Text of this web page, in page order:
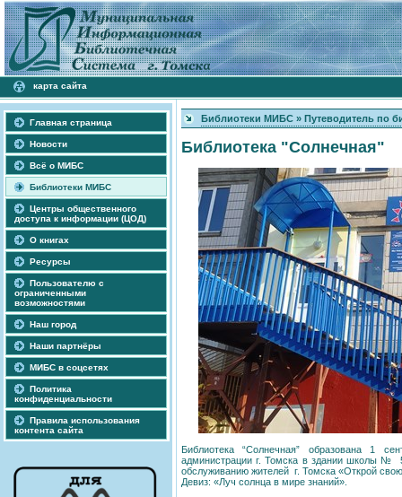
карта сайта
Главная страница
Новости
Всё о МИБС
Библиотеки МИБС
Центры общественного
доступа к информации (ЦОД)
О книгах
Ресурсы
Пользователю с
ограниченными
возможностями
Наш город
Наши партнёры
МИБС в соцсетях
Политика
конфиденциальности
Правила использования
контента сайта
Библиотеки МИБС » Путеводитель по
Библиотека "Солнечная"
Библиотека “Солнечная” образована 1
администрации г. Томска в здании школы №
обслуживанию жителей г. Томска «Открой
Девиз: «Луч солнца в мире знаний».